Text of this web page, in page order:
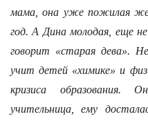
мама, она уже пожилая
год. А Дина молодая, еще
говорит «старая дева».
учит детей «химике» и
кризиса образования.
учительница, ему